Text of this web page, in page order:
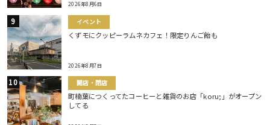
2026年8月6日
イベント
くずモにクッピーラムネカフェ！限定りんご飴も
2026年8月7日
開店・閉店
町楠葉につくってたコーヒーと雑貨のお店「koru;」がオープン
してる